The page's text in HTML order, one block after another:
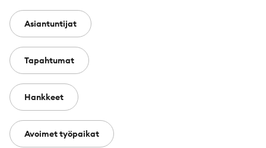
Asiantuntijat
Tapahtumat
Hankkeet
Avoimet työpaikat